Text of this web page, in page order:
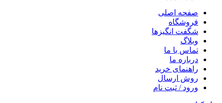
صفحه اصلی
فروشگاه
شگفت انگیزها
وبلاگ
تماس با ما
درباره ما
راهنمای خرید
روش ارسال
ورود / ثبت نام